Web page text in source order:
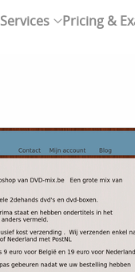
Services Pricing &